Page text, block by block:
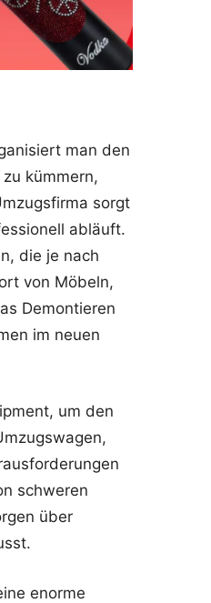
man den
kümmern,
sorgt
abläuft.
die je nach
von Möbeln,
Demontieren
im neuen
um den
schweren
über
enorme